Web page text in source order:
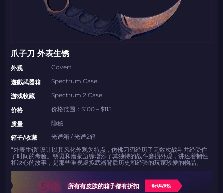
带上你的促销代码
如何使用促销代码
如何使用促销代码
由KARRIGAN倾情推荐
团队 THE MONGOLZ
CS2CODES.CN社区与电子竞技
爪子刀 外表生锈
外观
Covert
遊戲武器箱
Spectrum Case
游戏收藏
Spectrum 2 Case
价格
价格范围：$100 – $115
质量
隐秘
箱子/收藏
光谱箱 / 光谱2箱
“外表生锈”设计以其风化外观为特点，仿佛刀刃经历了无数次战斗并经受住
了时间的考验。锈斑和磨损边缘增添了其独特的战斗磨损外观，讲述着韧性
和决心的故事，是那些重视虚拟武器背后历史和经验的玩家珍爱的物品。
5% 所有有皮肤的箱子都有折扣 拿代码来说